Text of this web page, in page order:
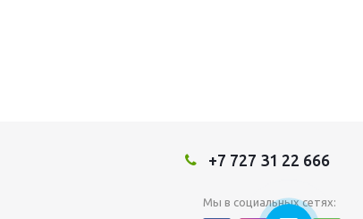
+7 727 31 22 666
Мы в социальных сетях: